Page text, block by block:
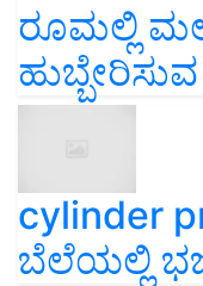
ರೂಮಲ್ಲಿ
cylinder
ಬೆಲೆಯಲ್ಲಿ